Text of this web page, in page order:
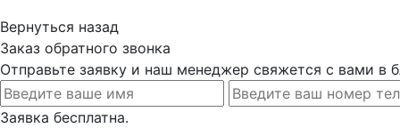
Вернуться назад
Заказ обратного звонка
Отправьте заявку и наш менеджер свяжется с вами в
Заявка бесплатна.